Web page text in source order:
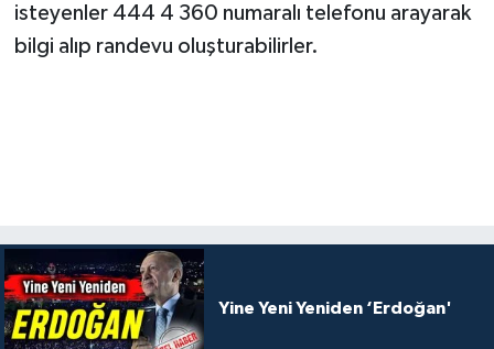
isteyenler 444 4 360 numaralı telefonu arayarak
bilgi alıp randevu oluşturabilirler.
Yine Yeni Yeniden ‘Erdoğan'